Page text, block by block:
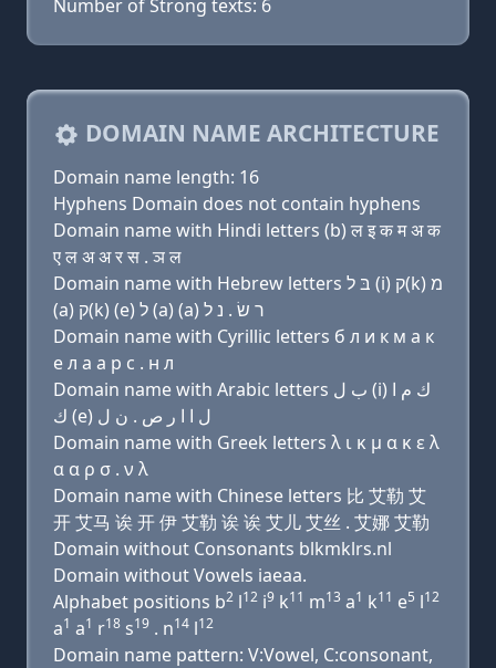
Number of Strong texts: 6
DOMAIN NAME ARCHITECTURE
Domain name length: 16
Hyphens Domain does not contain hyphens
Domain name with Hindi letters (b) ल इ क म अ क
ए ल अ अ र स . ञ ल
Domain name with Hebrew letters בּ ל (i) ק(k) מ
(a) ק(k) (e) ל (a) (a) ר שׂ . נ ל
Domain name with Cyrillic letters б л и к м a к
e л a a р с . н л
Domain name with Arabic letters ﺏ ﻝ (i) ﻙ ﻡ ﺍ
ﻙ (e) ﻝ ﺍ ﺍ ﺭ ﺹ . ﻥ ﻝ
Domain name with Greek letters λ ι κ μ α κ ε λ
α α ρ σ . ν λ
Domain name with Chinese letters 比 艾勒 艾
开 艾马 诶 开 伊 艾勒 诶 诶 艾儿 艾丝 . 艾娜 艾勒
Domain without Consonants blkmklrs.nl
Domain without Vowels iaeaa.
Alphabet positions b2 l12 i9 k11 m13 a1 k11 e5 l12
a1 a1 r18 s19 . n14 l12
Domain name pattern: V:Vowel, C:consonant,